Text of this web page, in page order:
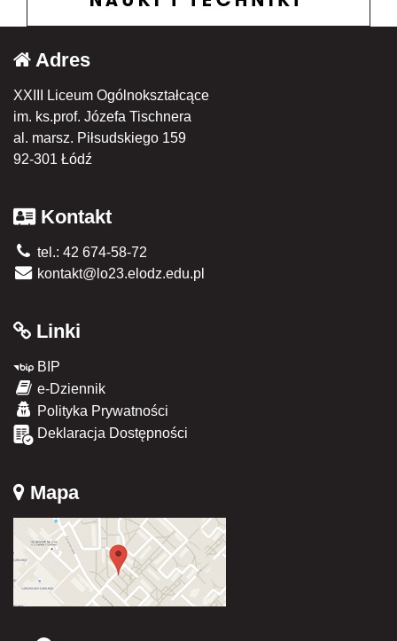
Adres
XXIII Liceum Ogólnokształcące
im. ks.prof. Józefa Tischnera
al. marsz. Piłsudskiego 159
92-301 Łódź
Kontakt
tel.: 42 674-58-72
kontakt@lo23.elodz.edu.pl
Linki
BIP
e-Dziennik
Polityka Prywatności
Deklaracja Dostępności
Mapa